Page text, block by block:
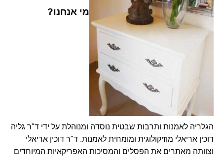
מי אנחנו?
הגלריה לאמנות ותרבות שבטית נוסדה ומנוהלת על ידי ד"ר גליה
דוכין אריאלי מוזיקולוגית ומומחית לאמנות. ד"ר דוכין אריאלי
וצוותה מאתרים את הפסלים והמסיכות האפריקאיות המיוחדים